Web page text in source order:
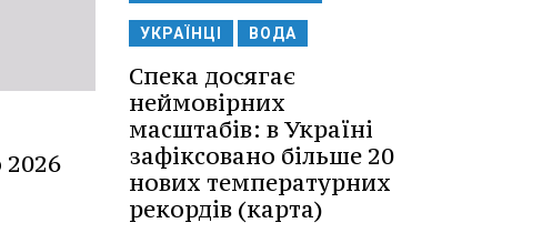
2026
УКРАЇНЦІ ВОДА
Спека досягає
неймовірних
масштабів: в Україні
зафіксовано більше 20
нових температурних
рекордів (карта)